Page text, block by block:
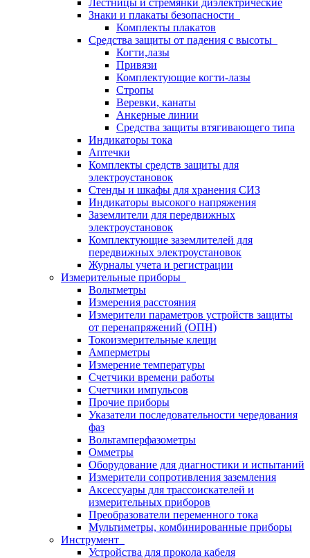
Лестницы и стремянки диэлектрические
Знаки и плакаты безопасности
Комплекты плакатов
Средства защиты от падения с высоты
Когти,лазы
Привязи
Комплектующие когти-лазы
Стропы
Веревки, канаты
Анкерные линии
Средства защиты втягивающего типа
Индикаторы тока
Аптечки
Комплекты средств защиты для
электроустановок
Стенды и шкафы для хранения СИЗ
Индикаторы высокого напряжения
Заземлители для передвижных
электроустановок
Комплектующие заземлителей для
передвижных электроустановок
Журналы учета и регистрации
Измерительные приборы
Вольтметры
Измерения расстояния
Измерители параметров устройств защиты
от перенапряжений (ОПН)
Токоизмерительные клещи
Амперметры
Измерение температуры
Счетчики времени работы
Счетчики импульсов
Прочие приборы
Указатели последовательности чередования
фаз
Вольтамперфазометры
Омметры
Оборудование для диагностики и испытаний
Измерители сопротивления заземления
Аксессуары для трассоискателей и
измерительных приборов
Преобразователи переменного тока
Мультиметры, комбинированные приборы
Инструмент
Устройства для прокола кабеля